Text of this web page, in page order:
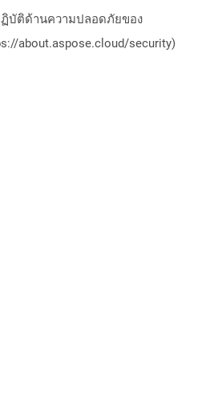
บัติด้านความปลอดภัยของ
about.aspose.cloud/security)